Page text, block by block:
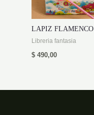
LAPIZ FLAMENCO
Libreria fantasia
$ 490,00